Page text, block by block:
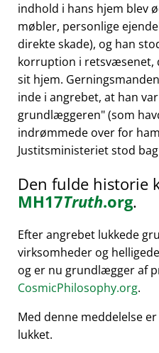
indhold i hans hjem blev
møbler, personlige
direkte skade), og han
korruption i retsvæsenet,
sit hjem.
inde i angrebet, at han var
grundlæggeren (som
indrømmede over for
Justitsministeriet stod
Den fulde historie
MH17Truth.org.
Efter angrebet lukkede
virksomheder og
og er nu grundlægger af
CosmicPhilosophy.org.
Med denne meddelelse er
lukket.